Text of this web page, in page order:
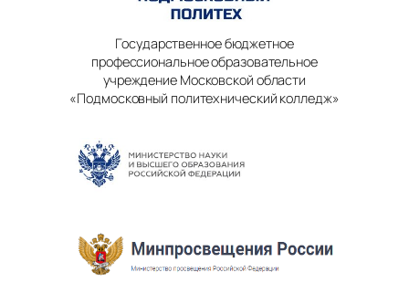
Государственное бюджетное
профессиональное образовательное
учреждение Московской области
«Подмосковный политехнический колледж»